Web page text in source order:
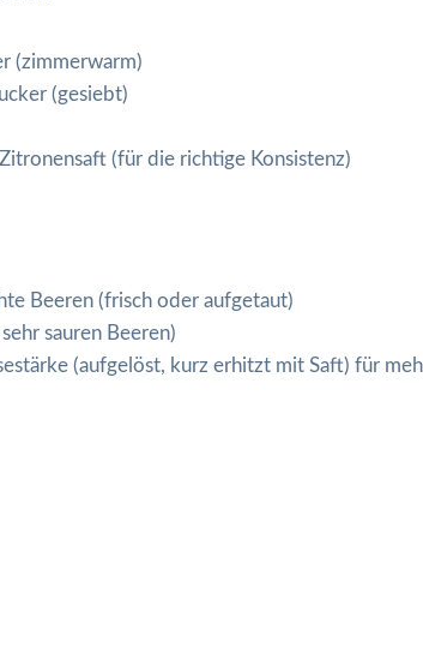
(zimmerwarm)
(gesiebt)
(für die richtige Konsistenz)
Beeren (frisch oder aufgetaut)
sauren Beeren)
(aufgelöst, kurz erhitzt mit Saft) für